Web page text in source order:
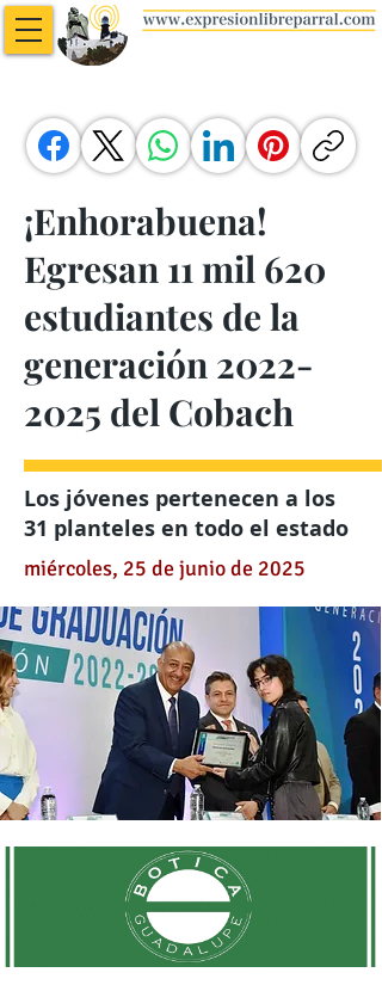
¡Enhorabuena!
Egresan 11 mil 620
estudiantes de la
generación 2022-
2025 del Cobach
Los jóvenes pertenecen a los
31 planteles en todo el estado
miércoles, 25 de junio de 2025